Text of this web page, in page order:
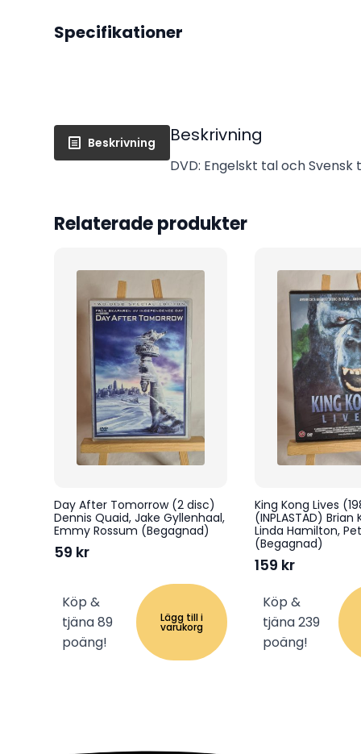
Specifikationer
Beskrivning Beskrivning
DVD: Engelskt tal och Svensk
Relaterade produkter
Day After Tomorrow (2 disc)
Dennis Quaid, Jake Gyllenhaal,
Emmy Rossum (Begagnad)
59 kr
Köp &
tjäna 89
poäng!
Lägg till i
varukorg
King Kong Lives
(INPLASTAD) Brian
Linda Hamilton,
(Begagnad)
159 kr
Köp &
tjäna 239
poäng!